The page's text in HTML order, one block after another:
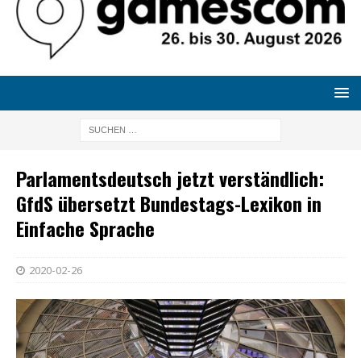
Parlamentsdeutsch jetzt verständlich:
GfdS übersetzt Bundestags-Lexikon in
Einfache Sprache
2020-02-26